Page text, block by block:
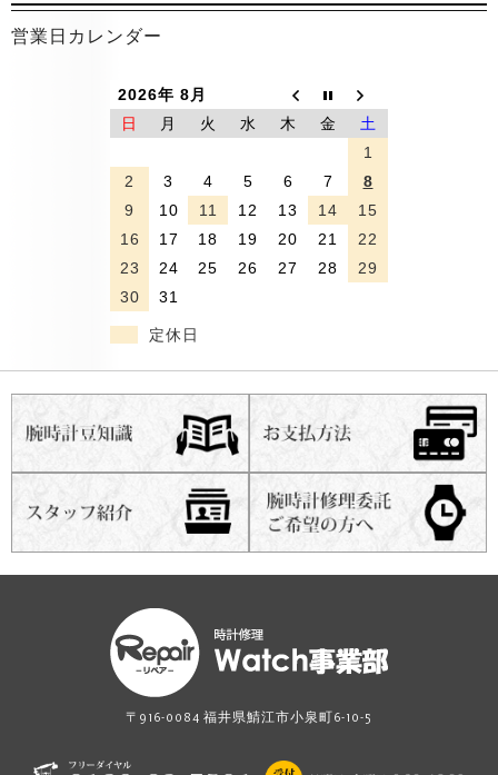
営業日カレンダー
2026年 8月
日
月 火 水 木 金
土
1
2
3 4 5 6 7
8
9
10 11 12 13 14
15
16
17 18 19 20 21
22
23
24 25 26 27 28
29
30
31
定休日
〒916-0084 福井県鯖江市小泉町6-10-5